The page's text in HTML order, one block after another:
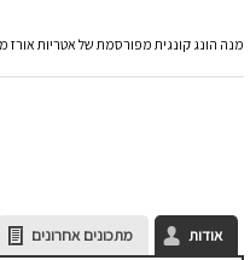
מנה הונג קונגית מפורסמת של אטריות אורז
אודות מתכונים אחרונים